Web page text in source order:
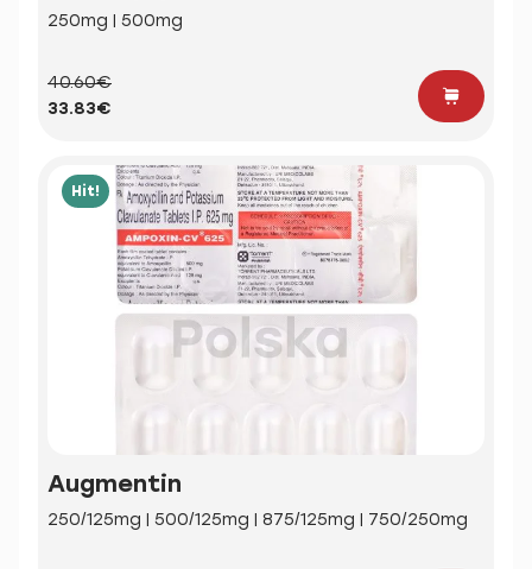
250mg | 500mg
40.60€
33.83€
Hit!
Augmentin
250/125mg | 500/125mg | 875/125mg | 750/250mg